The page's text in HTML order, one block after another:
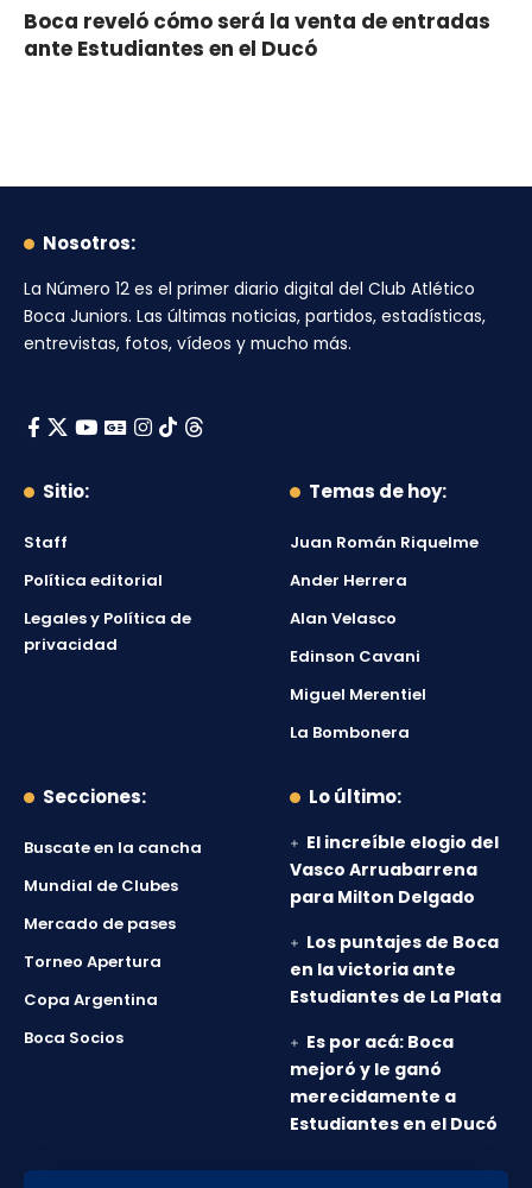
Boca reveló cómo será la venta de entradas
ante Estudiantes en el Ducó
Nosotros:
La Número 12 es el primer diario digital del Club Atlético
Boca Juniors. Las últimas noticias, partidos, estadísticas,
entrevistas, fotos, vídeos y mucho más.
Sitio:
Staff
Política editorial
Legales y Política de
privacidad
Temas de hoy:
Juan Román Riquelme
Ander Herrera
Alan Velasco
Edinson Cavani
Miguel Merentiel
La Bombonera
Secciones:
Buscate en la cancha
Mundial de Clubes
Mercado de pases
Torneo Apertura
Copa Argentina
Boca Socios
Lo último:
El increíble elogio del
Vasco Arruabarrena
para Milton Delgado
Los puntajes de Boca
en la victoria ante
Estudiantes de La Plata
Es por acá: Boca
mejoró y le ganó
merecidamente a
Estudiantes en el Ducó